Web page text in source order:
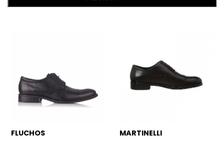
FLUCHOS
MARTINELLI